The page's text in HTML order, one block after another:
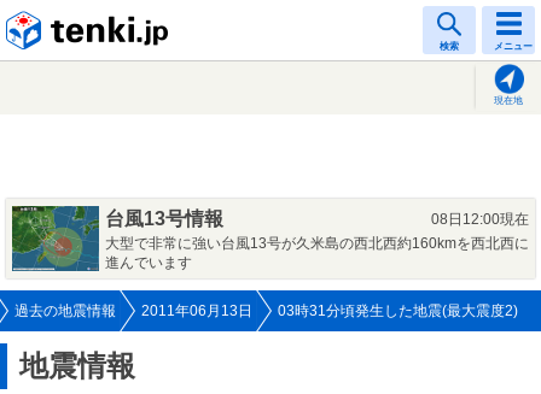
検索 メニュー
現在地
台風13号情報
08日12:00現在
大型で非常に強い台風13号が久米島の西北西約160kmを西北西に
進んでいます
過去の地震情報 2011年06月13日 03時31分頃発生した地震(最大震度2)
地震情報